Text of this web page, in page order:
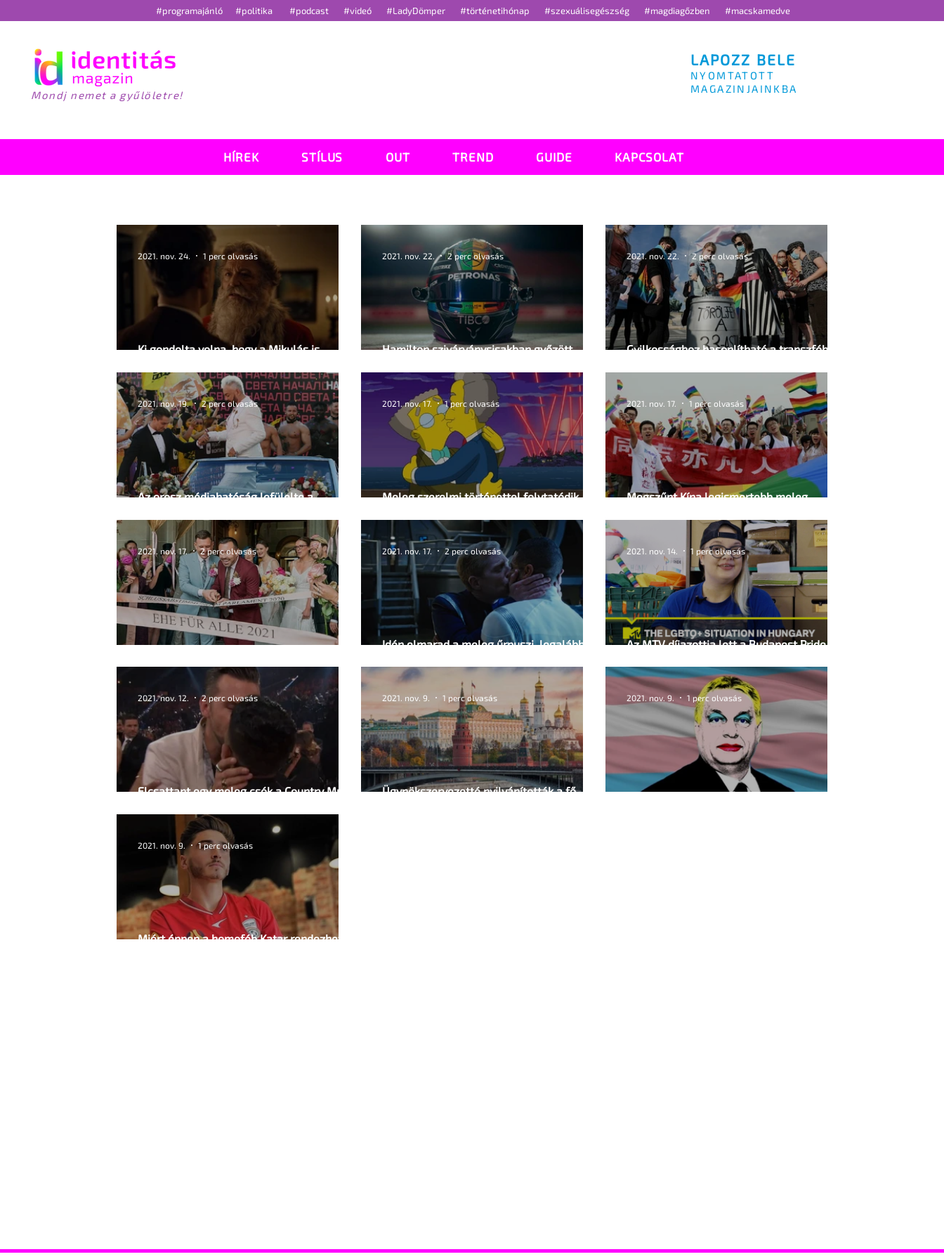
#programajánló #politika #podcast #videó #LadyDömper #történetihónap #szexuálisegészség #magdiagőzben #macskamedve
Mondj nemet a gyűlöletre!
LAPOZZ BELE
NYOMTATOTT
MAGAZINJAINKBA
HÍREK STÍLUS OUT TREND GUIDE KAPCSOLAT
Ki gondolta volna, hogy a Mikulás is
2021. nov. 24. 1 perc olvasás
Hamilton szivárványsisakban győzött
2021. nov. 22. 2 perc olvasás
Gyilkossághoz hasonlítható a transzfób
2021. nov. 22. 2 perc olvasás
Az orosz médiahatóság lefülelte a
2021. nov. 19. 2 perc olvasás
Meleg szerelmi történettel folytatódik A
2021. nov. 17. 1 perc olvasás
Megszűnt Kína legismertebb meleg
2021. nov. 17. 1 perc olvasás
2021. nov. 17. 2 perc olvasás
Idén elmarad a meleg űrpuszi, legalábbis
2021. nov. 17. 2 perc olvasás
Az MTV díjazottja lett a Budapest Pride
2021. nov. 14. 1 perc olvasás
Elcsattant egy meleg csók a Country Music
2021. nov. 12. 2 perc olvasás
Ügynökszervezetté nyilvánították a fő
2021. nov. 9. 1 perc olvasás 2021. nov. 9. 1 perc olvasás
Miért éppen a homofób Katar rendezhet
2021. nov. 9. 1 perc olvasás